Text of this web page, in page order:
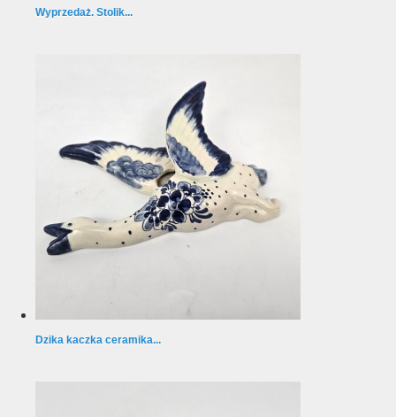
Wyprzedaż. Stolik...
Dzika kaczka ceramika...